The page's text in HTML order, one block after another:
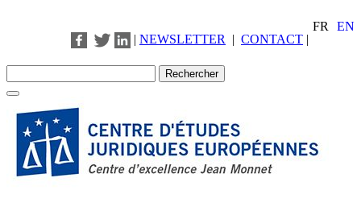
FR
EN
| NEWSLETTER | CONTACT |